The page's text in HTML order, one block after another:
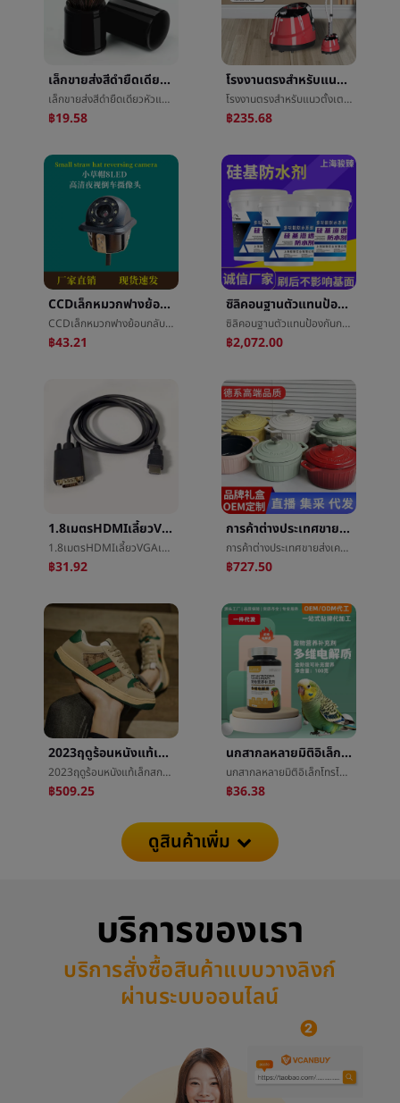
เล็กขายส่งสีดำยืดเดียวหัวแต่งหน้าแปรงกระจัดกระจายทาสีใหม่สหรัฐอเมริกาแต่งหน้าเครื่องมือสหรัฐอเมริกาç²แปรงแต่งหน้าแปรง
เล็กขายส่งสีดำยืดเดียวหัวแต่งหน้าแปรงกระจัดกระจายทาสีใหม่สหรัฐอเมริกาแต่งหน้าเครื่องมือสหรัฐอเมริกาç²แปรงแต่งหน้าแปรง
฿19.58
โรงงานตรงสำหรับแนวตั้งเตารีดไฟฟ้าเชิงพาณิชย์ไอน้ำเรือกลไฟเสื้อผ้าครัวเรือนเครื่องรีดผ้ายุโรปการควบคุมการค้าต่างประเทศขายส่ง
โรงงานตรงสำหรับแนวตั้งเตารีดไฟฟ้าเชิงพาณิชย์ไอน้ำเรือกลไฟเสื้อผ้าครัวเรือนเครื่องรีดผ้ายุโรปการควบคุมการค้าต่างประเทศขายส่ง
฿235.68
CCDเล็กหมวกฟางย้อนกลับกล้องCarRearViewCameraกว้างหลังจากที่กล้องหลังจากที่è§é
CCDเล็กหมวกฟางย้อนกลับกล้องCarRearViewCameraกว้างหลังจากที่กล้องหลังจากที่è§é
฿43.21
ซิลิคอนฐานตัวแทนป้องกันการรั่วซึมจุดไม่มีสีโปร่งใสกันน้ำหุ้นหินป่าไม้ตัวแทนป้องกันการรั่วซึมเกรดอุตสาหกรรมซิลิคอนฐานตัวแทนป้องกันการรั่วซึม
ซิลิคอนฐานตัวแทนป้องกันการรั่วซึมจุดไม่มีสีโปร่งใสกันน้ำหุ้นหินป่าไม้ตัวแทนป้องกันการรั่วซึมเกรดอุตสาหกรรมซิลิคอนฐานตัวแทนป้องกันการรั่วซึม
฿2,072.00
1.8เมตรHDMIเลี้ยวVGAเลี้ยวæ¥เส้น1080pคอมพิวเตอร์วีดีโอè¿æ¥เส้นHDMITOVGAวงดนตรีชิป
1.8เมตรHDMIเลี้ยวVGAเลี้ยวæ¥เส้น1080pคอมพิวเตอร์วีดีโอè¿æ¥เส้นHDMITOVGAวงดนตรีชิป
฿31.92
การค้าต่างประเทศขายส่งเคลือบฟันหม้อแม่พิมพ์éหม้อไม่การเคลือบผิวไม่ติดอาหารทะเลççหม้อครัวเรือนความจุสูงthermostaticçæ±¤หม้อ
การค้าต่างประเทศขายส่งเคลือบฟันหม้อแม่พิมพ์éหม้อไม่การเคลือบผิวไม่ติดอาหารทะเลççหม้อครัวเรือนความจุสูงthermostaticçæ±¤หม้อ
฿727.50
2023ฤดูร้อนหนังแท้เล็กสกปรกรองเท้าชายและหญิงLeisureแบนหนาปลายปักระบายอากาศได้ดีRetroใหญ่รหัสทำเก่าการเคลื่อนไหวæ¿รองเท้า
2023ฤดูร้อนหนังแท้เล็กสกปรกรองเท้าชายและหญิงLeisureแบนหนาปลายปักระบายอากาศได้ดีRetroใหญ่รหัสทำเก่าการเคลื่อนไหวæ¿รองเท้า
฿509.25
นกสากลหลายมิติอิเล็กโทรไลต์วิตามินกลูโคสนกแก้วนกพิราบนกç±»สัตว์เลี้ยงกินได้อาหารการกินเสริมผง
นกสากลหลายมิติอิเล็กโทรไลต์วิตามินกลูโคสนกแก้วนกพิราบนกç±»สัตว์เลี้ยงกินได้อาหารการกินเสริมผง
฿36.38
ดูสินค้าเพิ่ม
บริการของเรา
บริการสั่งซื้อสินค้าแบบวางลิงก์
ผ่านระบบออนไลน์